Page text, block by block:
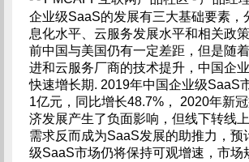
企业级SaaS的发展有三大基础要素，
息化水平、云服务发展水平和相关政
前中国与美国仍有一定差距，但是随
进和云服务厂商的技术提升，中国企
快速增长期. 2019年中国企业级SaaS
1亿元，同比增长48.7%， 2020年新
济发展产生了负面影响，但线下转线
需求反而成为SaaS发展的助推力，预
级SaaS市场仍将保持可观增速，市场